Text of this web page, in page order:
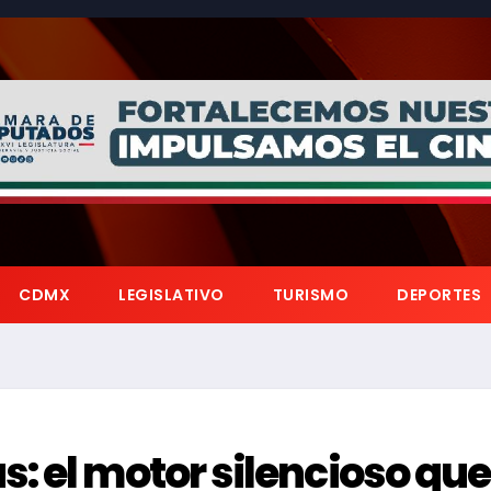
CDMX LEGISLATIVO TURISMO DEPORTES
el motor silencioso que